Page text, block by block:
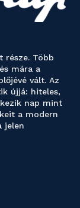
része. Több
mára a
vált. Az
újjá: hiteles,
nap mint
a modern
jelen